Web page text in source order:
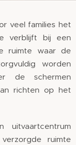
veel families het
verblijft bij een
ruimte waar de
worden
de schermen
richten op het
uitvaartcentrum
ruimte